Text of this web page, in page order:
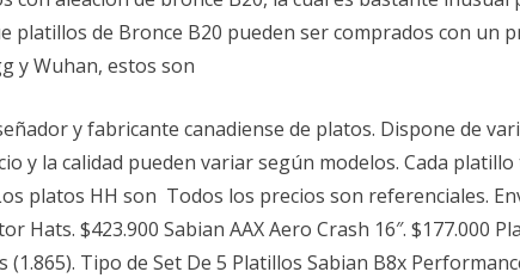
platillos de Bronce B20 pueden ser comprados con un
y Wuhan, estos son
y fabricante canadiense de platos. Dispone de
y la calidad pueden variar según modelos. Cada platillo
platos HH son Todos los precios son referenciales.
Hats. $423.900 Sabian AAX Aero Crash 16″. $177.000
(1.865). Tipo de Set De 5 Platillos Sabian B8x